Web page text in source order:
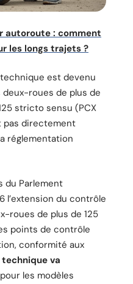
autoroute : comment
les longs trajets ?
est devenu
roues de plus de
stricto sensu (PCX
pas directement
réglementation
du Parlement
l’extension du contrôle
roues de plus de 125
points de contrôle
conformité aux
va
pour les modèles